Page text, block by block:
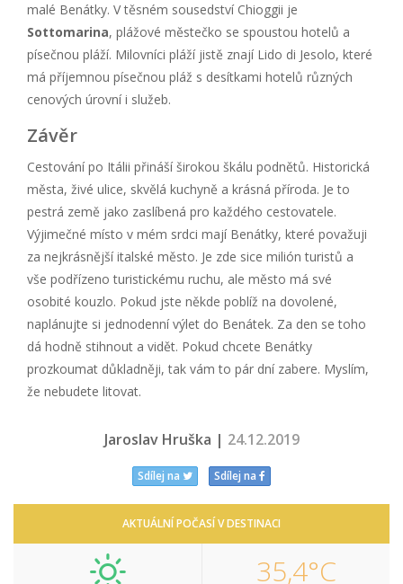
malé Benátky. V těsném sousedství Chioggii je
Sottomarina, plážové městečko se spoustou hotelů a
písečnou pláží. Milovníci pláží jistě znají Lido di Jesolo, které
má příjemnou písečnou pláž s desítkami hotelů různých
cenových úrovní i služeb.
Závěr
Cestování po Itálii přináší širokou škálu podnětů. Historická
města, živé ulice, skvělá kuchyně a krásná příroda. Je to
pestrá země jako zaslíbená pro každého cestovatele.
Výjimečné místo v mém srdci mají Benátky, které považuji
za nejkrásnější italské město. Je zde sice milión turistů a
vše podřízeno turistickému ruchu, ale město má své
osobité kouzlo. Pokud jste někde poblíž na dovolené,
naplánujte si jednodenní výlet do Benátek. Za den se toho
dá hodně stihnout a vidět. Pokud chcete Benátky
prozkoumat důkladněji, tak vám to pár dní zabere. Myslím,
že nebudete litovat.
Jaroslav Hruška | 24.12.2019
Sdílej na Sdílej na
AKTUÁLNÍ POČASÍ V DESTINACI
35,4°C